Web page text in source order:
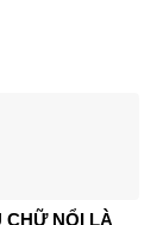
CHỮ NỔI LÀ